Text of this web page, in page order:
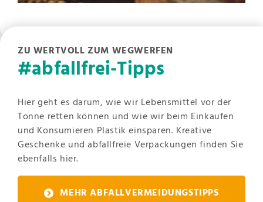
ZU WERTVOLL ZUM WEGWERFEN
#abfallfrei-Tipps
Hier geht es darum, wie wir Lebensmittel vor der
Tonne retten können und wie wir beim Einkaufen
und Konsumieren Plastik einsparen. Kreative
Geschenke und abfallfreie Verpackungen finden Sie
ebenfalls hier.
MEHR ABFALLVERMEIDUNGSTIPPS